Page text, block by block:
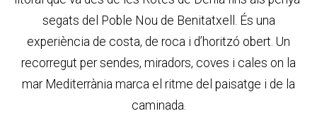
segats del Poble Nou de Benitatxell. És una
experiència de costa, de roca i d’horitzó obert. Un
recorregut per sendes, miradors, coves i cales on la
mar Mediterrània marca el ritme del paisatge i de la
caminada.